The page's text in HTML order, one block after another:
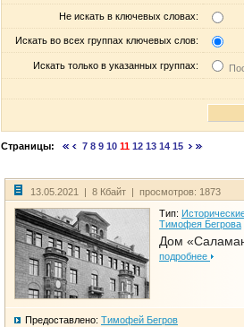
Не искать в ключевых словах:
Искать во всех группах ключевых слов:
Искать только в указанных группах:
Страницы: 7 8 9 10 11 12 13 14 15
13.05.2021 | 8 Кбайт | просмотров: 1873
Тип:
Тимофея Бегрова
Дом
подробнее
Предоставлено: Тимофей Бегров